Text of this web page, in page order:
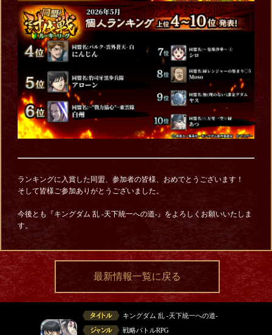
ランキングに入賞した同盟、参加者の皆様、おめでとうございます！
そして皆様ご参加ありがとうございました。
今後とも『キングダム 乱 -天下統一への道-』をよろしくお願いいたしま
す。
最新情報一覧に戻る
キングダム 乱 -天下統一への道-
戦略バトルRPG